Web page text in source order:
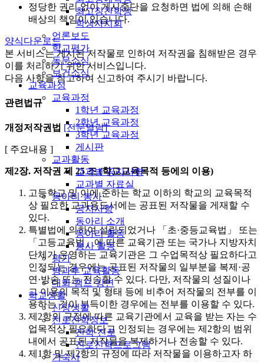
최고칭찬학생
학생자치회
언론보도
학교평가
동문소식
보건소식
교육과정
교육과정
1학년 교육과정
2학년 교육과정
3학년 교육과정
게시판
교과활동
교과별 공지사항
교과별 자료실
동아리·봉사
공지사항
동아리 소개
동아리 활동
봉사 활동
평가
방과후 교육활동
대회·캠프·강연
학교생활
신앙생활
진로진학정보
진학·진로
진로진학프로그램
기숙사
정당한 권리 없이 게시중단을 요청하면 법에 의해 손해
배상의 책임이 있습니다.
양식다운로드
본 서비스는 게시된 저작물로 인하여 저작권을 침해받은 경우
이를 처리하기 위한 서비스입니다.
다음 사항을 참고하여 신고하여 주시기 바랍니다.
관련법규
개정저작권법 [전문열람]
[ 주요내용 ]
제2장. 저작권 제 25 조 (학교교육목적 등에의 이용)
고등학교 및 이에 준하는 학교 이하의 학교의 교육목적
상 필요한 교과용도서에는 공표된 저작물을 게재할 수
있다.
특별법에 의하여 설립되었거나 「초·중등교육법」 또는
「고등교육법」에 따른 교육기관 또는 국가나 지방자치
단체가 운영하는 교육기관은 그 수업목적상 필요하다고
인정되는 경우에는 공표된 저작물의 일부분을 복제·공
연·방송 또는 전송할 수 있다. 다만, 저작물의 성질이나
그 이용의 목적 및 형태 등에 비추어 저작물의 전부를 이
용하는 것이 부득이한 경우에는 전부를 이용할 수 있다.
제2항의 규정에 따른 교육기관에서 교육을 받는 자는 수
업목적상 필요하다고 인정되는 경우에는 제2항의 범위
내에서 공표된 저작물을 복제하거나 전송할 수 있다.
제1항 및 제2항의 규정에 따라 저작물을 이용하고자 하